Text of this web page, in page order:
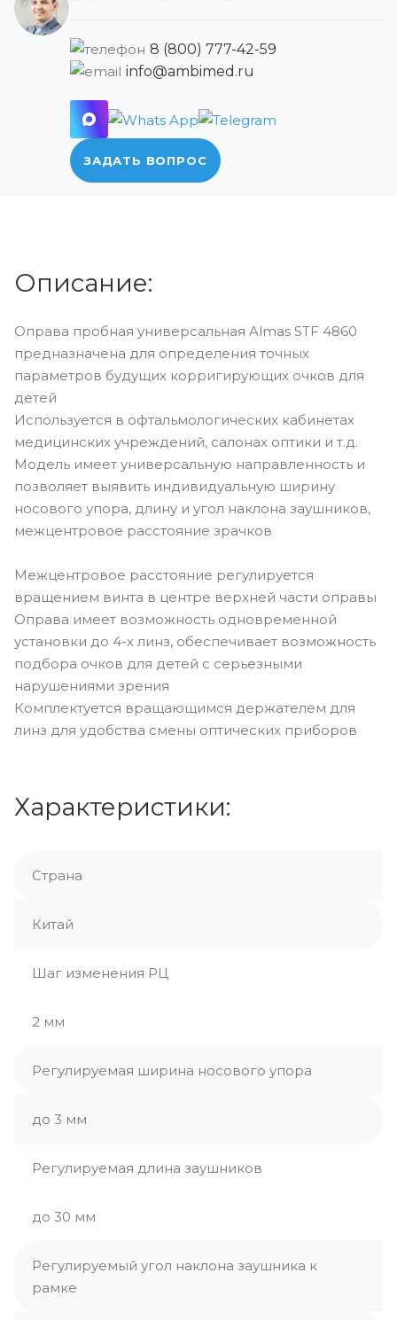
8 (800) 777-42-59
info@ambimed.ru
ЗАДАТЬ ВОПРОС
Описание:
Оправа пробная универсальная Almas STF 4860
предназначена для определения точных
параметров будущих корригирующих очков для
детей
Используется в офтальмологических кабинетах
медицинских учреждений, салонах оптики и т.д.
Модель имеет универсальную направленность и
позволяет выявить индивидуальную ширину
носового упора, длину и угол наклона заушников,
межцентровое расстояние зрачков
Межцентровое расстояние регулируется
вращением винта в центре верхней части оправы
Оправа имеет возможность одновременной
установки до 4-х линз, обеспечивает возможность
подбора очков для детей с серьезными
нарушениями зрения
Комплектуется вращающимся держателем для
линз для удобства смены оптических приборов
Характеристики:
Страна
Китай
Шаг изменения РЦ
2 мм
Регулируемая ширина носового упора
до 3 мм
Регулируемая длина заушников
до 30 мм
Регулируемый угол наклона заушника к
рамке